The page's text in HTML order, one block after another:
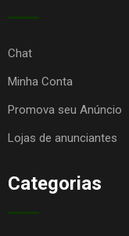
Chat
Minha Conta
Promova seu Anúncio
Lojas de anunciantes
Categorias